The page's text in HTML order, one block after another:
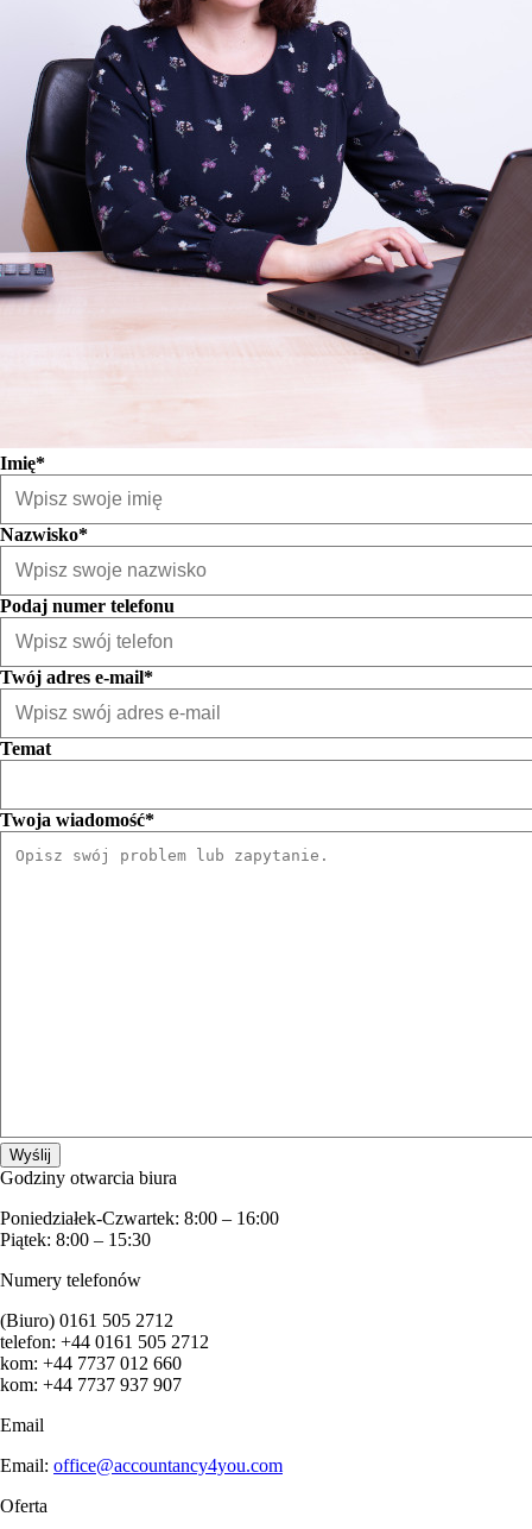
Imię*
Nazwisko*
Podaj numer telefonu
Twój adres e-mail*
Temat
Twoja wiadomość*
Godziny otwarcia biura
Poniedziałek-Czwartek: 8:00 – 16:00
Piątek: 8:00 – 15:30
Numery telefonów
(Biuro) 0161 505 2712
telefon: +44 0161 505 2712
kom: +44 7737 012 660
kom: +44 7737 937 907
Email
Email: office@accountancy4you.com
Oferta